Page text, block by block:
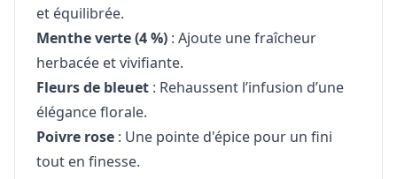
et équilibrée.
Menthe verte (4 %) : Ajoute une fraîcheur
herbacée et vivifiante.
Fleurs de bleuet : Rehaussent l’infusion d’une
élégance florale.
Poivre rose : Une pointe d'épice pour un fini
tout en finesse.